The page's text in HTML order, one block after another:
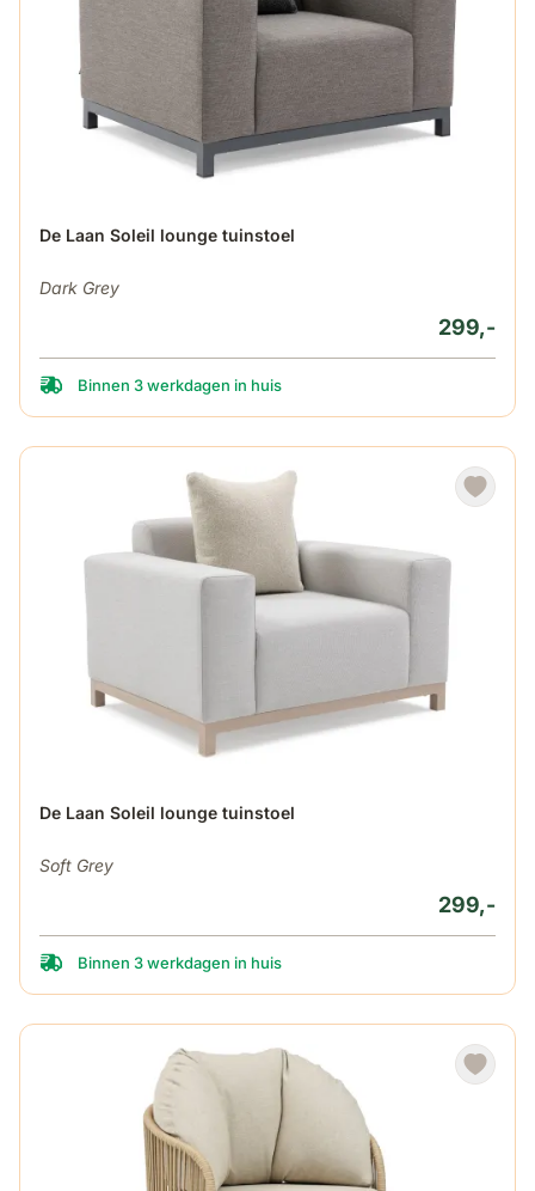
De Laan Soleil lounge tuinstoel
Dark Grey
299,-
Binnen 3 werkdagen in huis
De Laan Soleil lounge tuinstoel
Soft Grey
299,-
Binnen 3 werkdagen in huis